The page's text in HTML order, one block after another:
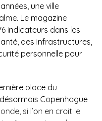
une ville
Le magazine
indicateurs dans les
des infrastructures,
personnelle pour
place du
Copenhague
si l’on en croit le